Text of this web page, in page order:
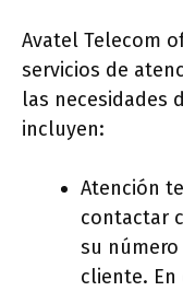
Avatel Telecom
servicios de
las necesidades
incluyen:
Atención
contactar
su
cliente.